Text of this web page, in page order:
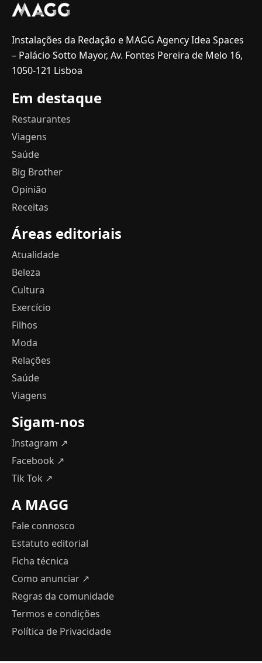
Instalações da Redação e MAGG Agency Idea Spaces
– Palácio Sotto Mayor, Av. Fontes Pereira de Melo 16,
1050-121 Lisboa
Em destaque
Restaurantes
Viagens
Saúde
Big Brother
Opinião
Receitas
Áreas editoriais
Atualidade
Beleza
Cultura
Exercício
Filhos
Moda
Relações
Saúde
Viagens
Sigam-nos
Instagram ↗
Facebook ↗
Tik Tok ↗
A MAGG
Fale connosco
Estatuto editorial
Ficha técnica
Como anunciar ↗
Regras da comunidade
Termos e condições
Política de Privacidade